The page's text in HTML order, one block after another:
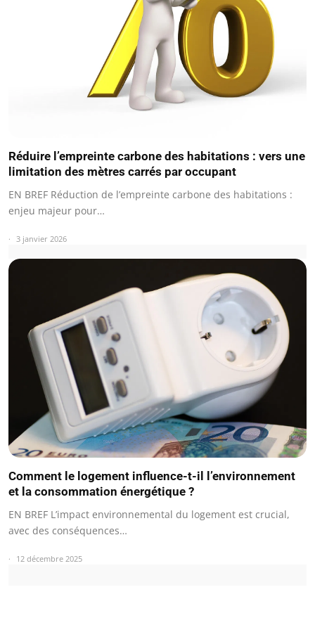
Réduire l’empreinte carbone des habitations : vers une
limitation des mètres carrés par occupant
EN BREF Réduction de l’empreinte carbone des habitations :
enjeu majeur pour…
3 janvier 2026
Comment le logement influence-t-il l’environnement
et la consommation énergétique ?
EN BREF L’impact environnemental du logement est crucial,
avec des conséquences…
12 décembre 2025